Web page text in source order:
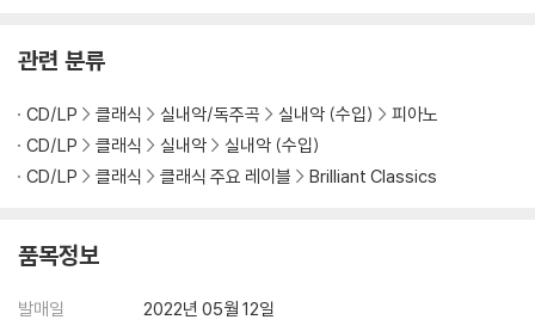
관련 분류
CD/LP 클래식 실내악/독주곡 실내악 (수입)
피아노
CD/LP
클래식 실내악
실내악 (수입)
CD/LP
클래식 클래식 주요 레이블 Brilliant Classics
품목정보
발매일
2022년 05월 12일